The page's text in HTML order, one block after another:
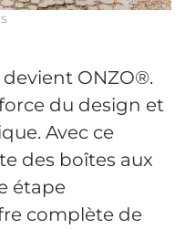
devient ONZO®.
du design et
Avec ce
des boîtes aux
étape
complète de